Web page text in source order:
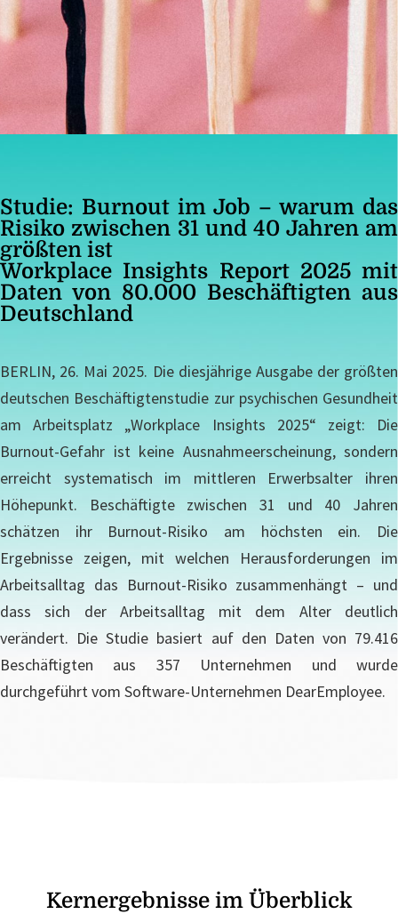
Studie: Burnout im Job – warum das
Risiko zwischen 31 und 40 Jahren am
größten ist
Workplace Insights Report 2025 mit
Daten von 80.000 Beschäftigten aus
Deutschland
BERLIN, 26. Mai 2025. Die diesjährige Ausgabe der größten
deutschen Beschäftigtenstudie zur psychischen Gesundheit
am Arbeitsplatz „Workplace Insights 2025“ zeigt: Die
Burnout-Gefahr ist keine Ausnahmeerscheinung, sondern
erreicht systematisch im mittleren Erwerbsalter ihren
Höhepunkt. Beschäftigte zwischen 31 und 40 Jahren
schätzen ihr Burnout-Risiko am höchsten ein. Die
Ergebnisse zeigen, mit welchen Herausforderungen im
Arbeitsalltag das Burnout-Risiko zusammenhängt – und
dass sich der Arbeitsalltag mit dem Alter deutlich
verändert. Die Studie basiert auf den Daten von 79.416
Beschäftigten aus 357 Unternehmen und wurde
durchgeführt vom Software-Unternehmen DearEmployee.
Kernergebnisse im Überblick